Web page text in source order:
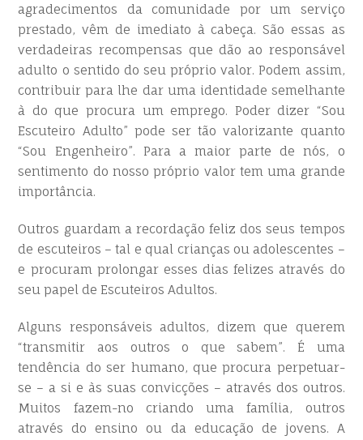
agradecimentos da comunidade por um serviço
prestado, vêm de imediato à cabeça. São essas as
verdadeiras recompensas que dão ao responsável
adulto o sentido do seu próprio valor. Podem assim,
contribuir para lhe dar uma identidade semelhante
à do que procura um emprego. Poder dizer “Sou
Escuteiro Adulto” pode ser tão valorizante quanto
“Sou Engenheiro”. Para a maior parte de nós, o
sentimento do nosso próprio valor tem uma grande
importância.
Outros guardam a recordação feliz dos seus tempos
de escuteiros – tal e qual crianças ou adolescentes –
e procuram prolongar esses dias felizes através do
seu papel de Escuteiros Adultos.
Alguns responsáveis adultos, dizem que querem
“transmitir aos outros o que sabem”. É uma
tendência do ser humano, que procura perpetuar-
se – a si e às suas convicções – através dos outros.
Muitos fazem-no criando uma família, outros
através do ensino ou da educação de jovens. A